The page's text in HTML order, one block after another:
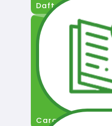
Daftar Pengguna
Cara Permohonan